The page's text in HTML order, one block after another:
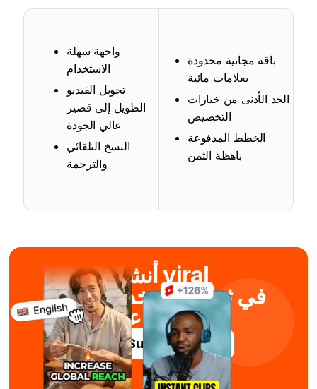
واجهة سهلة
الاستخدام
تحويل الفيديو
الطويل إلى قصير
عالي الجودة
النسخ التلقائي
والترجمة
باقة مجانية محدودة
بعلامات مائية
الحد الأدنى من خيارات
التخصيص
الخطط المدفوعة
باهظة الثمن
أنشئ viral
في ثوانٍ باستخدام الذكاء
الاصطناعي
جرّب Submagic مجاناً